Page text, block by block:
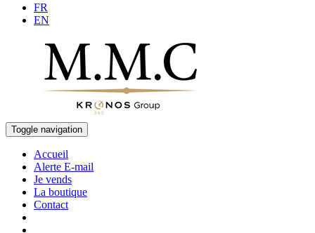
FR
EN
Toggle navigation
Accueil
Alerte E-mail
Je vends
La boutique
Contact